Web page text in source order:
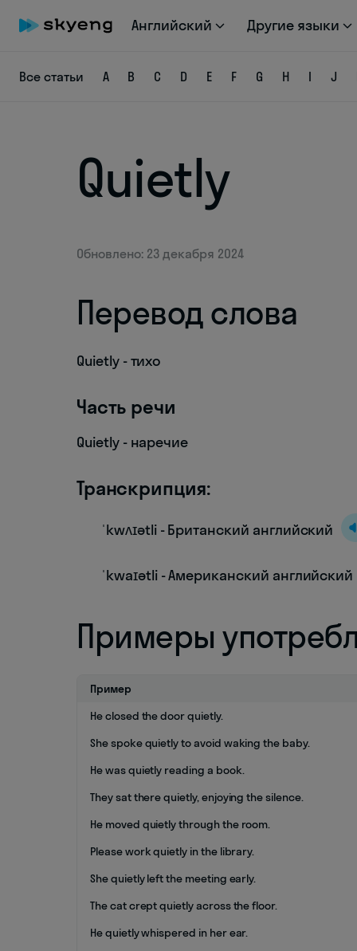
Английский Другие языки
Все статьи A B C D E F G H I J
Quietly
Обновлено: 23 декабря 2024
Перевод слова
Quietly - тихо
Часть речи
Quietly - наречие
Транскрипция:
ˈkwʌɪətli - Британский английский
ˈkwaɪətli - Американский английский
Примеры
Пример
He closed the door quietly.
She spoke quietly to avoid waking the baby.
He was quietly reading a book.
They sat there quietly, enjoying the silence.
He moved quietly through the room.
Please work quietly in the library.
She quietly left the meeting early.
The cat crept quietly across the floor.
He quietly whispered in her ear.